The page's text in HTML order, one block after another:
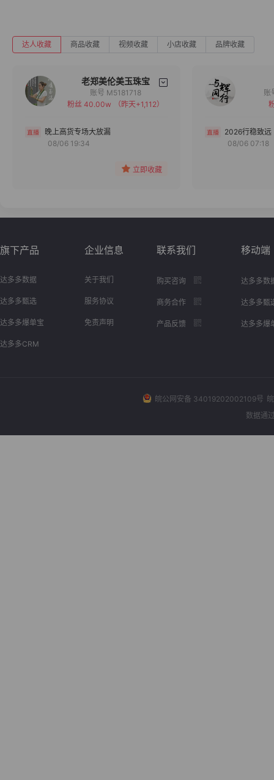
达人收藏 商品收藏 视频收藏 小店收藏 品牌收藏
老郑美伦美玉珠宝
备注
分组
账号 M5181718
粉丝 40.00w
（昨天+1,112）
晚上高货专场大放漏
08/06 19:34
立即收藏
2026行稳致远
08/06 07:18
旗下产品
达多多数据
达多多甄选
达多多爆单宝
达多多CRM
企业信息
关于我们
服务协议
免责声明
联系我们
购买咨询
商务合作
产品反馈
移动端
达多多数
达多多甄
达多多爆
皖公网安备 34019202002109号
数据通